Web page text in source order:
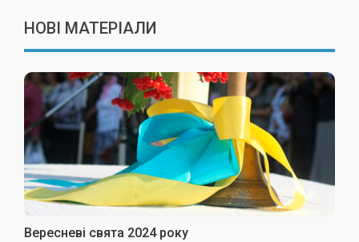
НОВІ МАТЕРІАЛИ
Вересневі свята 2024 року